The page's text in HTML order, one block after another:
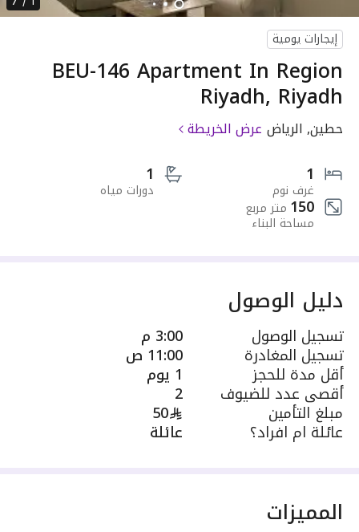
إيجارات يومية
BEU-146 Apartment In Region
Riyadh, Riyadh
حطين, الرياض عرض الخريطة
1
غرف نوم
1
دورات مياه
150 متر مربع
مساحة البناء
دليل الوصول
تسجيل الوصول 3:00 م
تسجيل المغادرة 11:00 ص
أقل مدة للحجز 1 يوم
أقصى عدد للضيوف 2
مبلغ التأمين 50
عائلة ام افراد؟ عائلة
المميزات